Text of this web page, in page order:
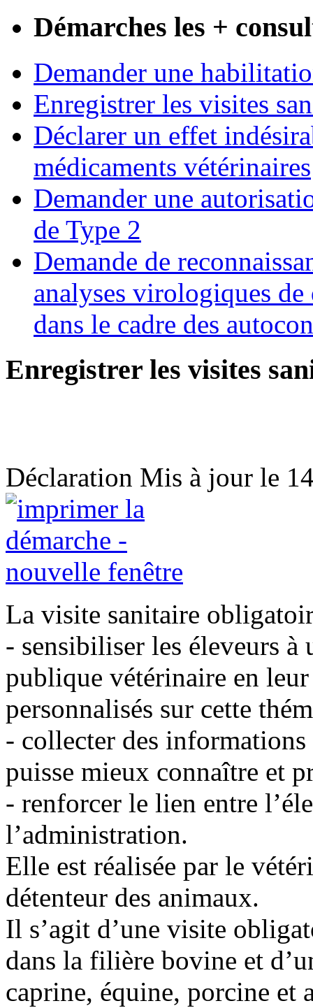
Démarches les +
Demander une
Enregistrer les visites
Déclarer un effet
médicaments vétérinaires
Demander une
de Type 2
Demande de
analyses virologiques
dans le cadre des
Enregistrer les visites
Déclaration Mis à jour le
La visite sanitaire
- sensibiliser les éleveurs à
publique vétérinaire en
personnalisés sur cette
- collecter des informations
puisse mieux connaître et
- renforcer le lien entre
l’administration.
Elle est réalisée par le
détenteur des animaux.
Il s’agit d’une visite
dans la filière bovine et
caprine, équine, porcine et